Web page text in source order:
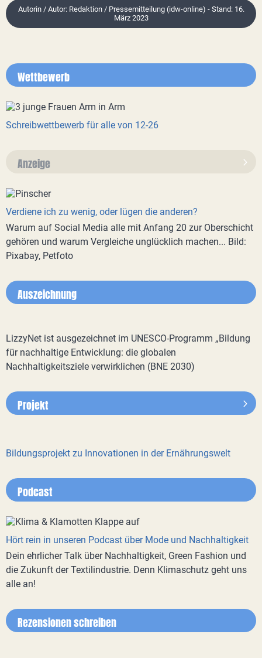
Autorin / Autor: Redaktion / Pressemitteilung (idw-online) - Stand: 16.
März 2023
Wettbewerb
Schreibwettbewerb für alle von 12-26
Anzeige
Verdiene ich zu wenig, oder lügen die anderen?
Warum auf Social Media alle mit Anfang 20 zur Oberschicht
gehören und warum Vergleiche unglücklich machen... Bild:
Pixabay, Petfoto
Auszeichnung
LizzyNet ist ausgezeichnet im UNESCO-Programm „Bildung
für nachhaltige Entwicklung: die globalen
Nachhaltigkeitsziele verwirklichen (BNE 2030)
Projekt
Bildungsprojekt zu Innovationen in der Ernährungswelt
Podcast
Hört rein in unseren Podcast über Mode und Nachhaltigkeit
Dein ehrlicher Talk über Nachhaltigkeit, Green Fashion und
die Zukunft der Textilindustrie. Denn Klimaschutz geht uns
alle an!
Rezensionen schreiben